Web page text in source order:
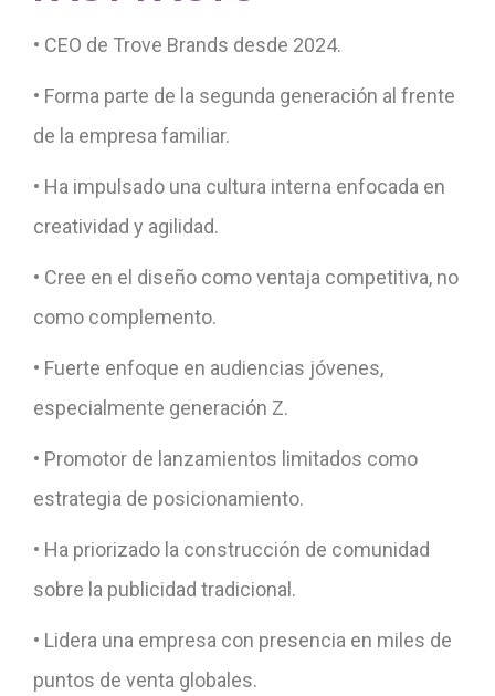
• CEO de Trove Brands desde 2024.
• Forma parte de la segunda generación al frente
de la empresa familiar.
• Ha impulsado una cultura interna enfocada en
creatividad y agilidad.
• Cree en el diseño como ventaja competitiva, no
como complemento.
• Fuerte enfoque en audiencias jóvenes,
especialmente generación Z.
• Promotor de lanzamientos limitados como
estrategia de posicionamiento.
• Ha priorizado la construcción de comunidad
sobre la publicidad tradicional.
• Lidera una empresa con presencia en miles de
puntos de venta globales.